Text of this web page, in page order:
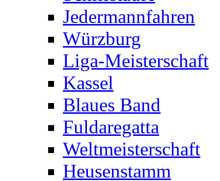
Jedermannfahren
Würzburg
Liga-Meisterschaft
Kassel
Blaues Band
Fuldaregatta
Weltmeisterschaft
Heusenstamm